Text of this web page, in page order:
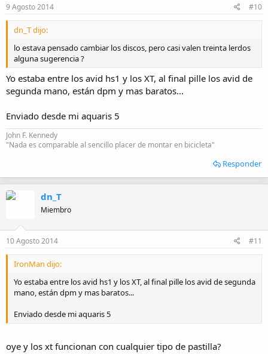
9 Agosto 2014 #10
dn_T dijo:
lo estava pensado cambiar los discos, pero casi valen treinta lerdos
alguna sugerencia ?
Yo estaba entre los avid hs1 y los XT, al final pille los avid de
segunda mano, están dpm y mas baratos...
Enviado desde mi aquaris 5
John F. Kennedy
"Nada es comparable al sencillo placer de montar en bicicleta"
Responder
dn_T
Miembro
10 Agosto 2014 #11
IronMan dijo:
Yo estaba entre los avid hs1 y los XT, al final pille los avid de segunda
mano, están dpm y mas baratos...
Enviado desde mi aquaris 5
oye y los xt funcionan con cualquier tipo de pastilla?